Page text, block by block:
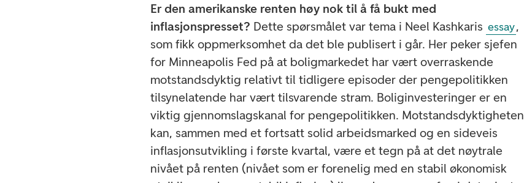
Er den amerikanske renten høy nok til å få bukt med
inflasjonspresset? Dette spørsmålet var tema i Neel Kashkaris essay,
som fikk oppmerksomhet da det ble publisert i går. Her peker sjefen
for Minneapolis Fed på at boligmarkedet har vært overraskende
motstandsdyktig relativt til tidligere episoder der pengepolitikken
tilsynelatende har vært tilsvarende stram. Boliginvesteringer er en
viktig gjennomslagskanal for pengepolitikken. Motstandsdyktigheten
kan, sammen med et fortsatt solid arbeidsmarked og en sideveis
inflasjonsutvikling i første kvartal, være et tegn på at det nøytrale
nivået på renten (nivået som er forenelig med en stabil økonomisk